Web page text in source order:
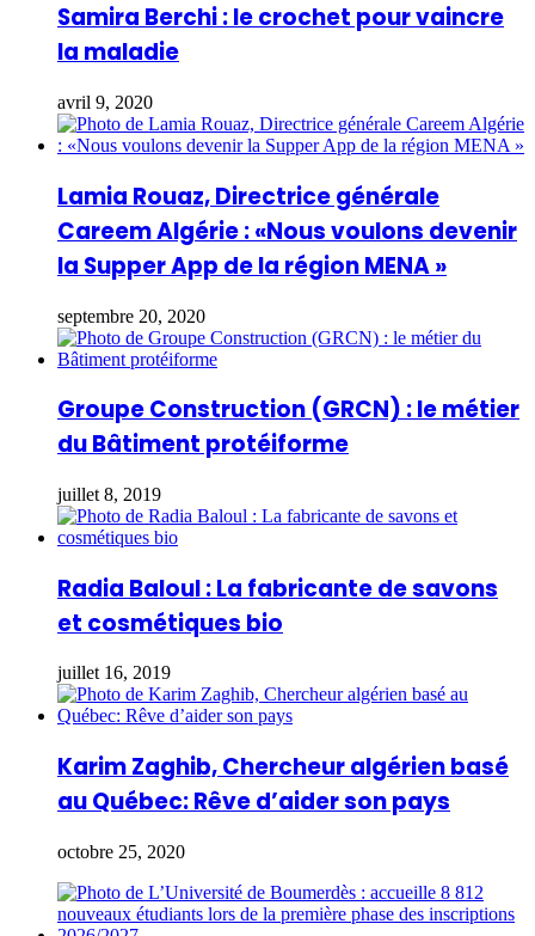
Samira Berchi : le crochet pour vaincre
la maladie
avril 9, 2020
Lamia Rouaz, Directrice générale
Careem Algérie : «Nous voulons devenir
la Supper App de la région MENA »
septembre 20, 2020
Groupe Construction (GRCN) : le métier
du Bâtiment protéiforme
juillet 8, 2019
Radia Baloul : La fabricante de savons
et cosmétiques bio
juillet 16, 2019
Karim Zaghib, Chercheur algérien basé
au Québec: Rêve d’aider son pays
octobre 25, 2020